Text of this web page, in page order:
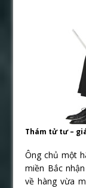
Thám tử tư –
Ông chủ một
miền Bắc
về hàng vừa